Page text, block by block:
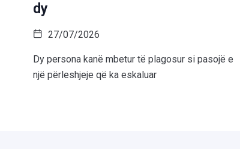
dy
27/07/2026
Dy persona kanë mbetur të plagosur si pasojë e
një përleshjeje që ka eskaluar